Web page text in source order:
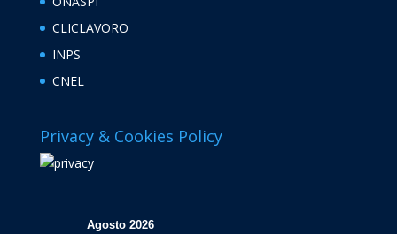
CLICLAVORO
INPS
CNEL
Privacy & Cookies Policy
Agosto 2026